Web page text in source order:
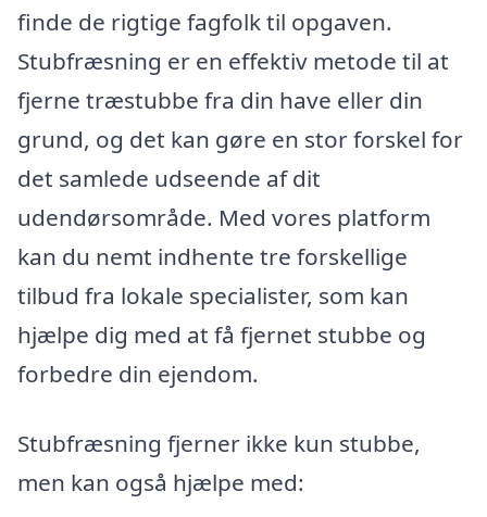
finde de rigtige fagfolk til opgaven.
Stubfræsning er en effektiv metode til at
fjerne træstubbe fra din have eller din
grund, og det kan gøre en stor forskel for
det samlede udseende af dit
udendørsområde. Med vores platform
kan du nemt indhente tre forskellige
tilbud fra lokale specialister, som kan
hjælpe dig med at få fjernet stubbe og
forbedre din ejendom.
Stubfræsning fjerner ikke kun stubbe,
men kan også hjælpe med: